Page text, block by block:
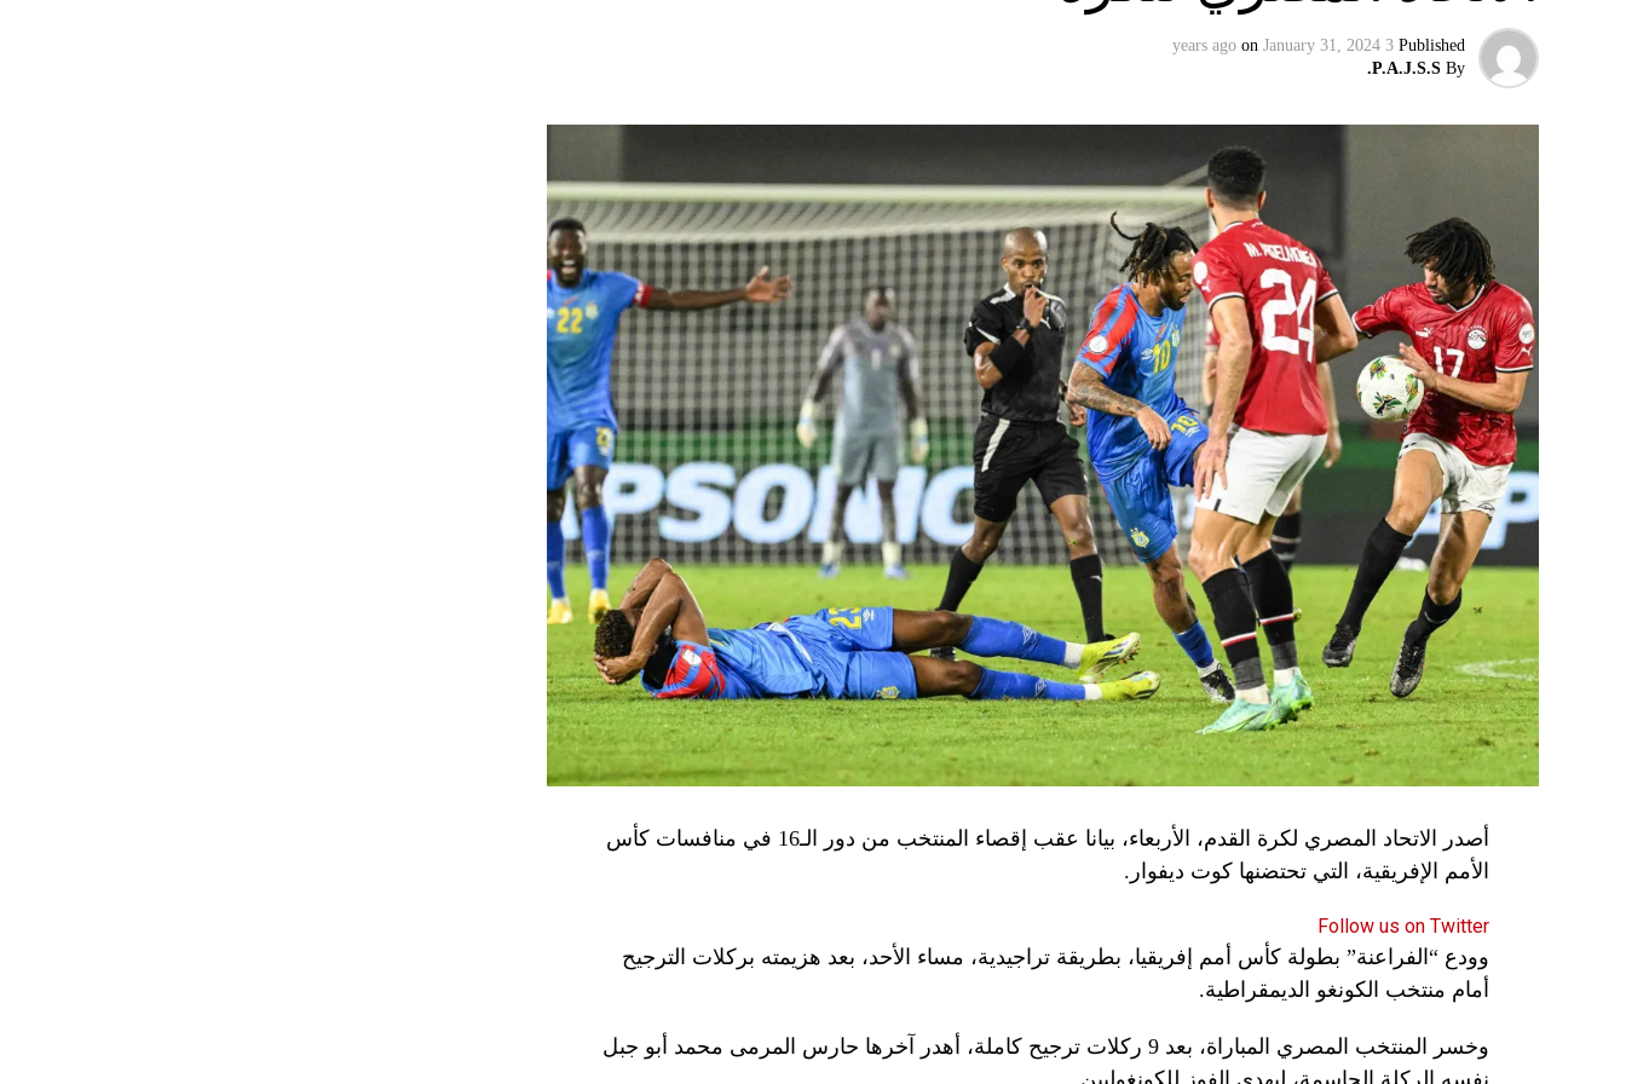
Published
3 years ago
on January 31, 2024
By
P.A.J.S.S.
أصدر الاتحاد المصري لكرة القدم، الأربعاء، بيانا عقب إقصاء المنتخب من دور الـ16 في منافسات كأس
الأمم الإفريقية، التي تحتضنها كوت ديفوار.
Follow us on Twitter
وودع “الفراعنة” بطولة كأس أمم إفريقيا، بطريقة تراجيدية، مساء الأحد، بعد هزيمته بركلات الترجيح
أمام منتخب الكونغو الديمقراطية.
وخسر المنتخب المصري المباراة، بعد 9 ركلات ترجيح كاملة، أهدر آخرها حارس المرمى محمد أبو جبل
نفسه الركلة الحاسمة، ليهدي الفوز للكونغوليين.